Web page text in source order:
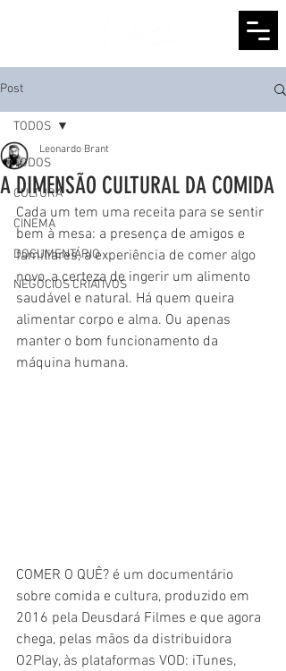
Post
TODOS
CULTURA
CINEMA
DOCUMENTÁRIO
NEGÓCIOS CRIATIVOS
TODOS
A DIMENSÃO CULTURAL DA COMIDA
Leonardo Brant
Cada um tem uma receita para se sentir
bem à mesa: a presença de amigos e
familiares, a experiência de comer algo
novo, a certeza de ingerir um alimento
saudável e natural. Há quem queira
alimentar corpo e alma. Ou apenas
manter o bom funcionamento da
máquina humana.
COMER O QUÊ? é um documentário
sobre comida e cultura, produzido em
2016 pela Deusdará Filmes e que agora
chega, pelas mãos da distribuidora
O2Play, às plataformas VOD: iTunes,